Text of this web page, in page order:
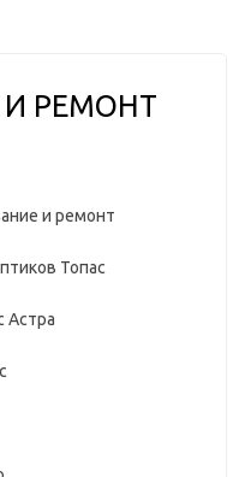
РЕМОНТ
и ремонт
Топас
Астра